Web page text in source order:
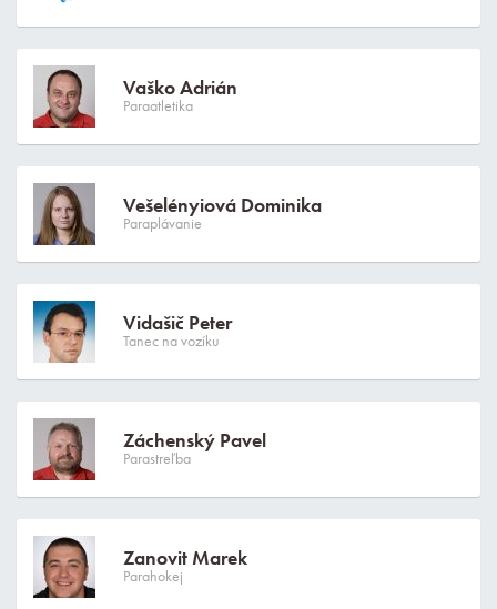
Vaško Adrián
Paraatletika
Vešelényiová Dominika
Paraplávanie
Vidašič Peter
Tanec na vozíku
Záchenský Pavel
Parastreľba
Zanovit Marek
Parahokej